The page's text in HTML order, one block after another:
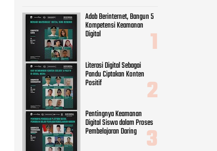
Adab Berinternet, Bangun 5
Kompetensi Keamanan
Digital
Literasi Digital Sebagai
Pandu Ciptakan Konten
Positif
Pentingnya Keamanan
Digital Siswa dalam Proses
Pembelajaran Daring